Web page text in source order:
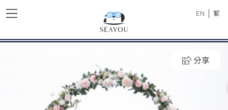
EN | 繁
分享